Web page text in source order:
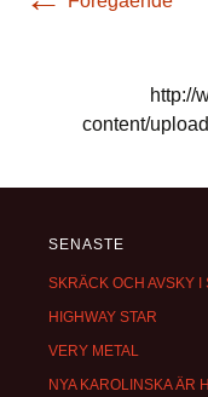
http://
content/
SENASTE
SKRÄCK OCH AVSKY I
HIGHWAY STAR
VERY METAL
NYA KAROLINSKA ÄR